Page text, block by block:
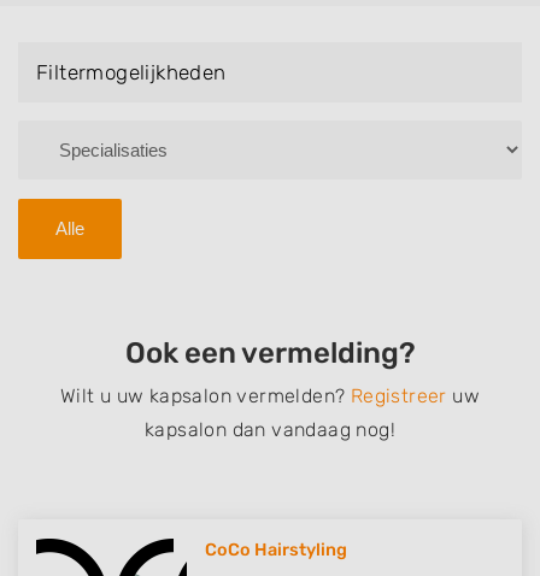
Filtermogelijkheden
Alle
Ook een vermelding?
Wilt u uw kapsalon vermelden? Registreer uw
kapsalon dan vandaag nog!
CoCo Hairstyling